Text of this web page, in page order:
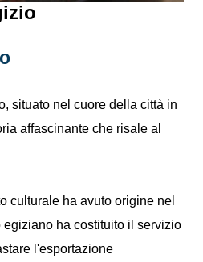
situato nel cuore della città in
affascinante che risale al
culturale ha avuto origine nel
ha costituito il servizio
l'esportazione